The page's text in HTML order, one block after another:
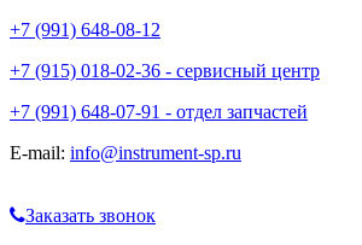
+7 (991) 648-08-12
+7 (915) 018-02-36 - сервисный центр
+7 (991) 648-07-91 - отдел запчастей
E-mail: info@instrument-sp.ru
Заказать звонок